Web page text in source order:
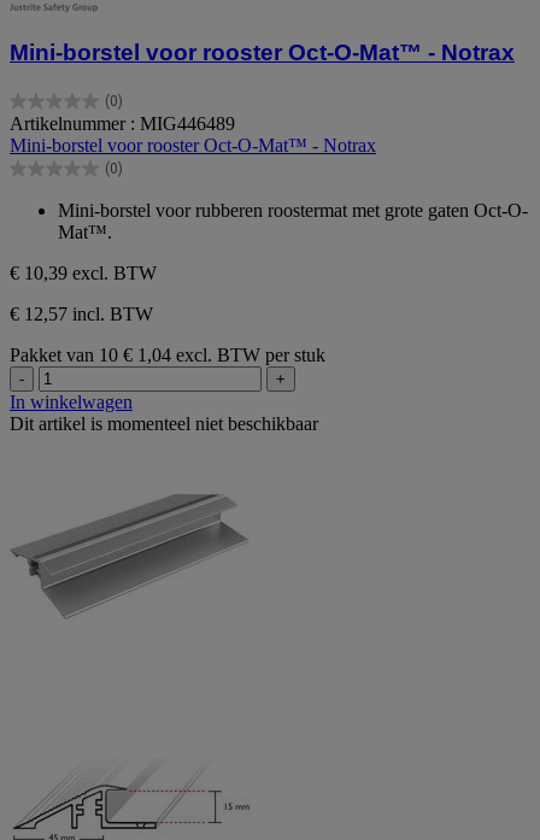
Mini-borstel voor rooster Oct-O-Mat™ - Notrax
(0)
0.0
van
de
5
Artikelnummer : MIG446489
Mini-borstel voor rooster Oct-O-Mat™ - Notrax
(0)
0.0
sterren.
Mini-borstel voor rubberen roostermat met grote gaten Oct-O-
Mat™.
€ 10,39 excl. BTW
€ 12,57 incl. BTW
Pakket van 10 € 1,04 excl. BTW per stuk
- +
In winkelwagen
Dit artikel is momenteel niet beschikbaar